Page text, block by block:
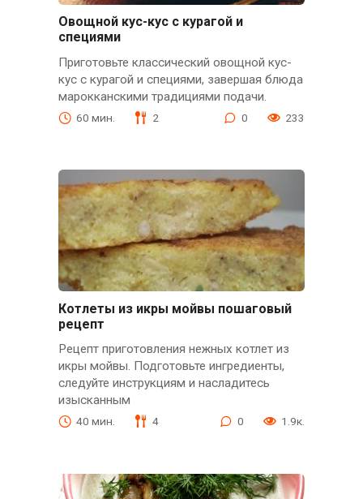
Овощной кус-кус с курагой и
специями
Приготовьте классический овощной кус-
кус с курагой и специями, завершая блюда
марокканскими традициями подачи.
60 мин. 2 0 233
Котлеты из икры мойвы пошаговый
рецепт
Рецепт приготовления нежных котлет из
икры мойвы. Подготовьте ингредиенты,
следуйте инструкциям и насладитесь
изысканным
40 мин. 4 0 1.9к.